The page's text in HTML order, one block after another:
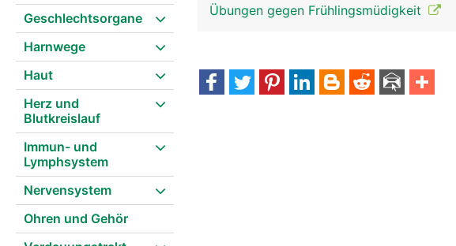
Geschlechtsorgane
Harnwege
Haut
Herz und
Blutkreislauf
Immun- und
Lymphsystem
Nervensystem
Ohren und Gehör
Übungen gegen Frühlingsmüdigkeit